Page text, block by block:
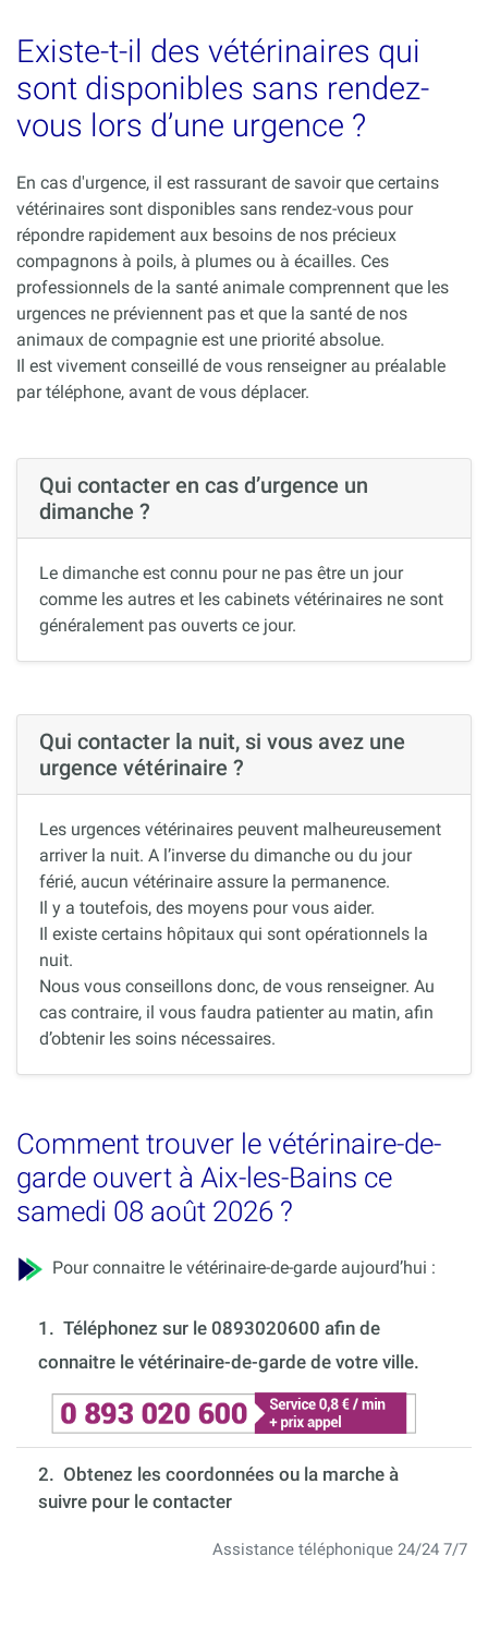
Existe-t-il des vétérinaires qui
sont disponibles sans rendez-
vous lors d’une urgence ?
En cas d'urgence, il est rassurant de savoir que certains
vétérinaires sont disponibles sans rendez-vous pour
répondre rapidement aux besoins de nos précieux
compagnons à poils, à plumes ou à écailles. Ces
professionnels de la santé animale comprennent que les
urgences ne préviennent pas et que la santé de nos
animaux de compagnie est une priorité absolue.
Il est vivement conseillé de vous renseigner au préalable
par téléphone, avant de vous déplacer.
Qui contacter en cas d’urgence un
dimanche ?
Le dimanche est connu pour ne pas être un jour
comme les autres et les cabinets vétérinaires ne sont
généralement pas ouverts ce jour.
Qui contacter la nuit, si vous avez une
urgence vétérinaire ?
Les urgences vétérinaires peuvent malheureusement
arriver la nuit. A l’inverse du dimanche ou du jour
férié, aucun vétérinaire assure la permanence.
Il y a toutefois, des moyens pour vous aider.
Il existe certains hôpitaux qui sont opérationnels la
nuit.
Nous vous conseillons donc, de vous renseigner. Au
cas contraire, il vous faudra patienter au matin, afin
d’obtenir les soins nécessaires.
Comment trouver le vétérinaire-de-
garde ouvert à Aix-les-Bains ce
samedi 08 août 2026 ?
Pour connaitre le vétérinaire-de-garde aujourd’hui :
1. Téléphonez sur le 0893020600 afin de
connaitre le vétérinaire-de-garde de votre ville.
2. Obtenez les coordonnées ou la marche à
suivre pour le contacter
Assistance téléphonique 24/24 7/7